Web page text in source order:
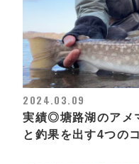
2024.03.09
実績◎塘路湖のアメ
と釣果を出す4つの